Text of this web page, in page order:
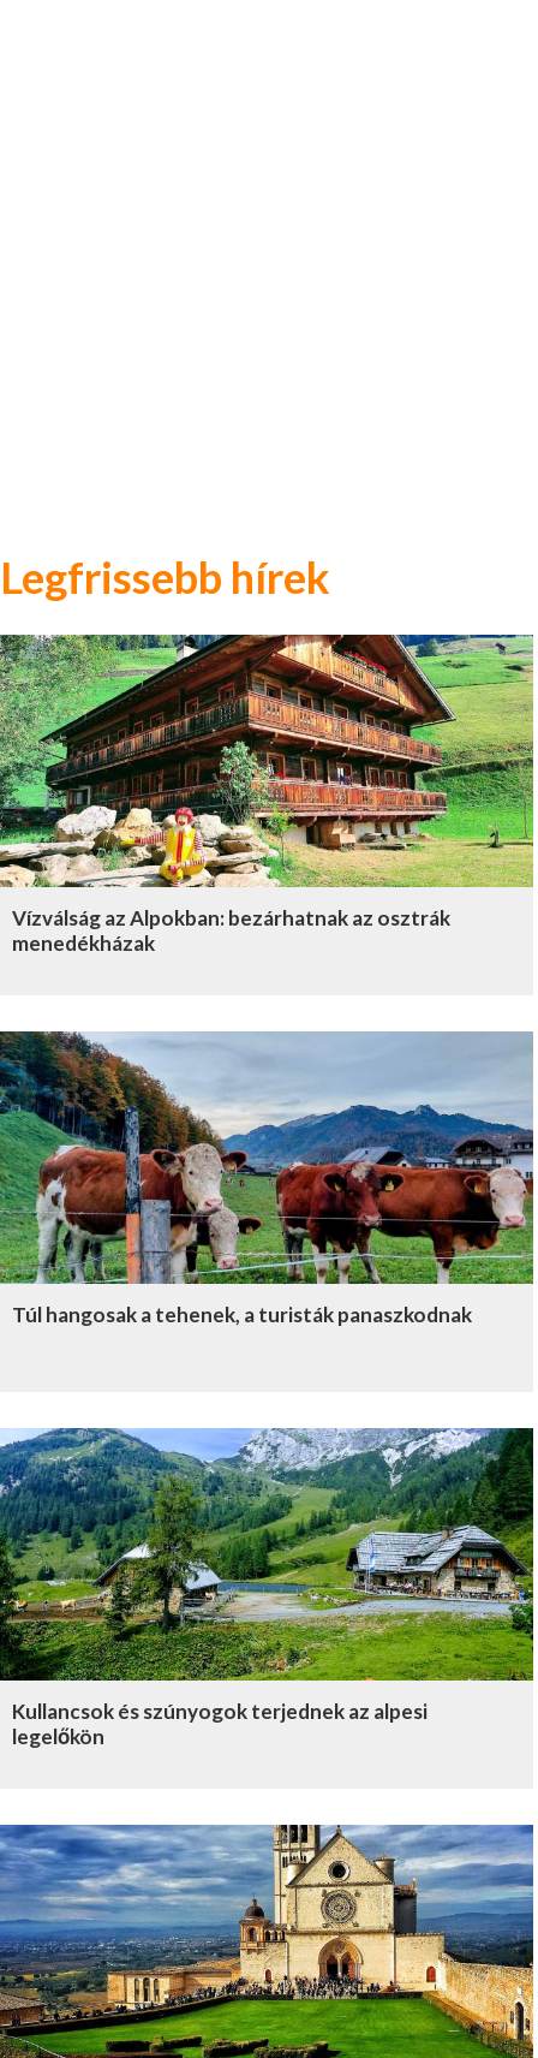
Legfrissebb hírek
Vízválság az Alpokban: bezárhatnak az osztrák
menedékházak
Túl hangosak a tehenek, a turisták panaszkodnak
Kullancsok és szúnyogok terjednek az alpesi
legelőkön